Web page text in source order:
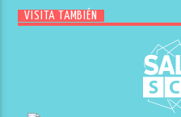
VISITA TAMBIÉN